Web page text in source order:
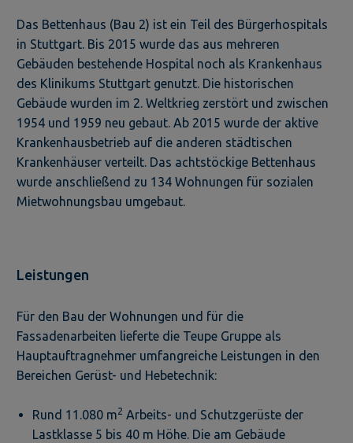
Das Bettenhaus (Bau 2) ist ein Teil des Bürgerhospitals
in Stuttgart. Bis 2015 wurde das aus mehreren
Gebäuden bestehende Hospital noch als Krankenhaus
des Klinikums Stuttgart genutzt. Die historischen
Gebäude wurden im 2. Weltkrieg zerstört und zwischen
1954 und 1959 neu gebaut. Ab 2015 wurde der aktive
Krankenhausbetrieb auf die anderen städtischen
Krankenhäuser verteilt. Das achtstöckige Bettenhaus
wurde anschließend zu 134 Wohnungen für sozialen
Mietwohnungsbau umgebaut.
Leistungen
Für den Bau der Wohnungen und für die
Fassadenarbeiten lieferte die Teupe Gruppe als
Hauptauftragnehmer umfangreiche Leistungen in den
Bereichen Gerüst- und Hebetechnik:
Rund 11.080 m2 Arbeits- und Schutzgerüste der
Lastklasse 5 bis 40 m Höhe. Die am Gebäude